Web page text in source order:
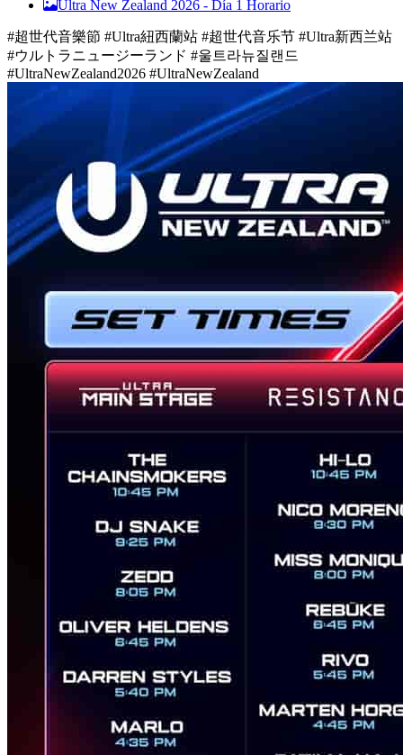
Ultra New Zealand 2026 - Día 1 Horario
#超世代音樂節 #Ultra紐西蘭站 #超世代音乐节 #Ultra新西兰站
#ウルトラニュージーランド #울트라뉴질랜드
#UltraNewZealand2026 #UltraNewZealand